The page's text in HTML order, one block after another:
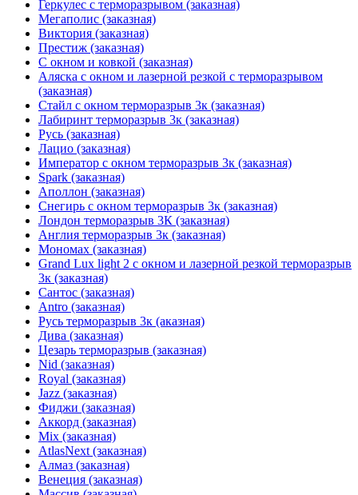
Геркулес с терморазрывом (заказная)
Мегаполис (заказная)
Виктория (заказная)
Престиж (заказная)
С окном и ковкой (заказная)
Аляска с окном и лазерной резкой с терморазрывом
(заказная)
Стайл с окном терморазрыв 3к (заказная)
Лабиринт терморазрыв 3к (заказная)
Русь (заказная)
Лацио (заказная)
Император с окном терморазрыв 3к (заказная)
Spark (заказная)
Аполлон (заказная)
Снегирь с окном терморазрыв 3к (заказная)
Лондон терморазрыв 3К (заказная)
Англия терморазрыв 3к (заказная)
Мономах (заказная)
Grand Lux light 2 с окном и лазерной резкой терморазрыв
3к (заказная)
Сантос (заказная)
Antro (заказная)
Русь терморазрыв 3к (аказная)
Дива (заказная)
Цезарь терморазрыв (заказная)
Nid (заказная)
Royal (заказная)
Jazz (заказная)
Фиджи (заказная)
Аккорд (заказная)
Mix (заказная)
AtlasNext (заказная)
Алмаз (заказная)
Венеция (заказная)